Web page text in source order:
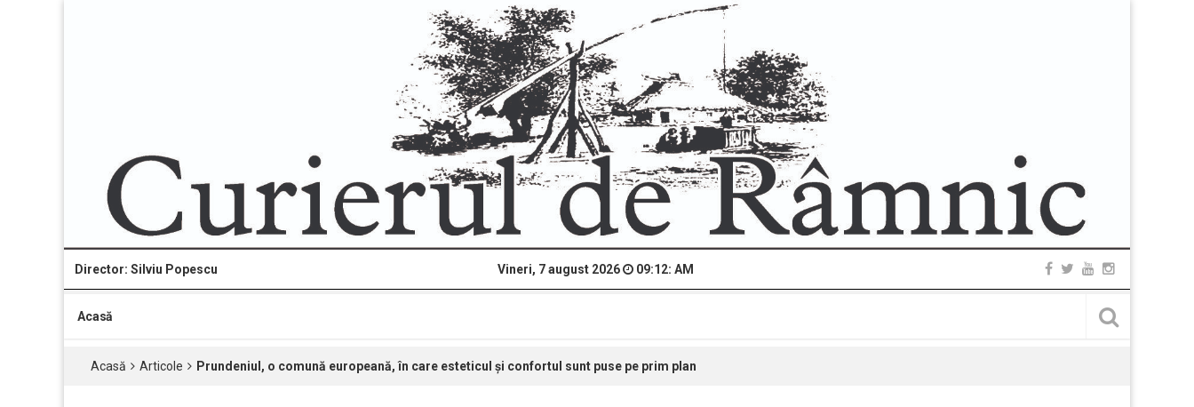
Director: Silviu Popescu Vineri, 7 august 2026 09:12: AM
Acasă
Acasă Articole Prundeniul, o comună europeană, în care esteticul și confortul sunt puse pe prim plan